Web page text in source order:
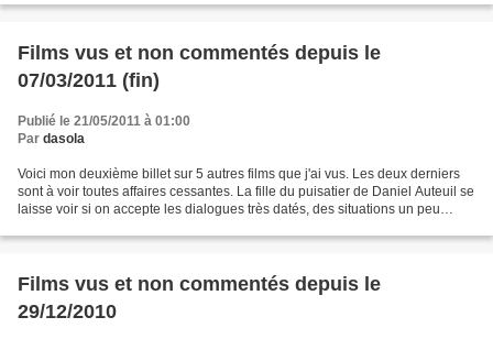
Films vus et non commentés depuis le
07/03/2011 (fin)
Publié le 21/05/2011 à 01:00
Par dasola
Voici mon deuxième billet sur 5 autres films que j'ai vus. Les deux derniers
sont à voir toutes affaires cessantes. La fille du puisatier de Daniel Auteuil se
laisse voir si on accepte les dialogues très datés, des situations un peu
Films vus et non commentés depuis le
29/12/2010